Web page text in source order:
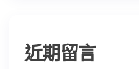
近期留言